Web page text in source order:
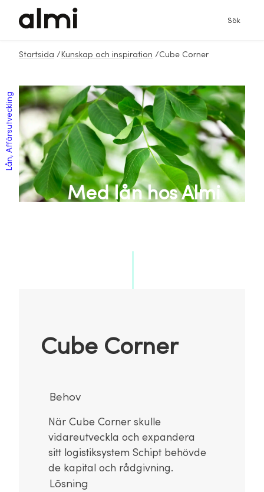
Sök
Startsida / Kunskap och inspiration /Cube Corner
Med lån hos Almi
Lån, Affärsutveckling
Cube Corner
Behov
När Cube Corner skulle
vidareutveckla och expandera
sitt logistiksystem Schipt behövde
de kapital och rådgivning.
Lösning